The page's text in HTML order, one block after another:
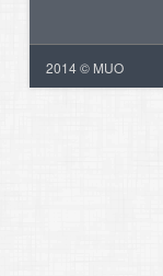
2014 © MUO